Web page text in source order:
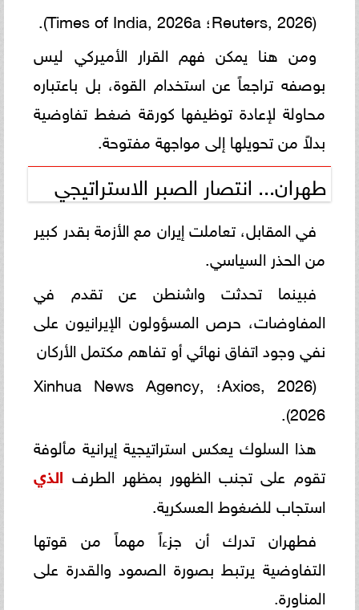
(Reuters, 2026؛ Times of India, 2026a).
ومن هنا يمكن فهم القرار الأميركي ليس
بوصفه تراجعاً عن استخدام القوة، بل باعتباره
محاولة لإعادة توظيفها كورقة ضغط تفاوضية
بدلاً من تحويلها إلى مواجهة مفتوحة.
طهران... انتصار الصبر الاستراتيجي
في المقابل، تعاملت إيران مع الأزمة بقدر كبير
من الحذر السياسي.
فبينما تحدثت واشنطن عن تقدم في
المفاوضات، حرص المسؤولون الإيرانيون على
نفي وجود اتفاق نهائي أو تفاهم مكتمل الأركان
(Axios, 2026؛ Xinhua News Agency,
2026).
هذا السلوك يعكس استراتيجية إيرانية مألوفة
تقوم على تجنب الظهور بمظهر الطرف الذي
استجاب للضغوط العسكرية.
فطهران تدرك أن جزءاً مهماً من قوتها
التفاوضية يرتبط بصورة الصمود والقدرة على
المناورة.